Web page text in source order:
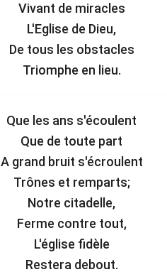
Vivant de miracles
L'Eglise de Dieu,
De tous les obstacles
Triomphe en lieu.
Que les ans s'écoulent
Que de toute part
A grand bruit s'écroulent
Trônes et remparts;
Notre citadelle,
Ferme contre tout,
L'église fidèle
Restera debout.